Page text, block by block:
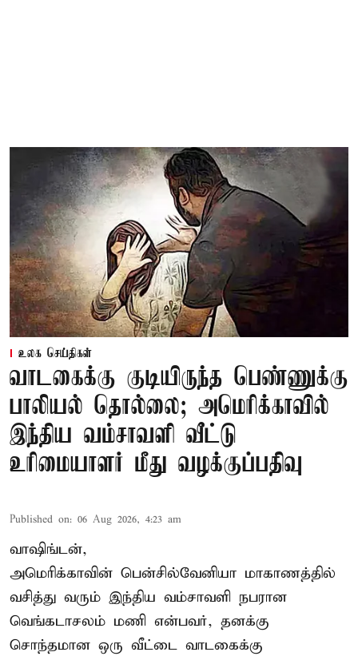
உலக செய்திகள்
வாடகைக்கு குடியிருந்த பெண்ணுக்கு
பாலியல் தொல்லை; அமெரிக்காவில்
இந்திய வம்சாவளி வீட்டு
உரிமையாளர் மீது வழக்குப்பதிவு
Published on: 06 Aug 2026, 4:23 am
வாஷிங்டன்,
அமெரிக்காவின் பென்சில்வேனியா மாகாணத்தில்
வசித்து வரும் இந்திய வம்சாவளி நபரான
வெங்கடாசலம் மணி என்பவர், தனக்கு
சொந்தமான ஒரு வீட்டை வாடகைக்கு